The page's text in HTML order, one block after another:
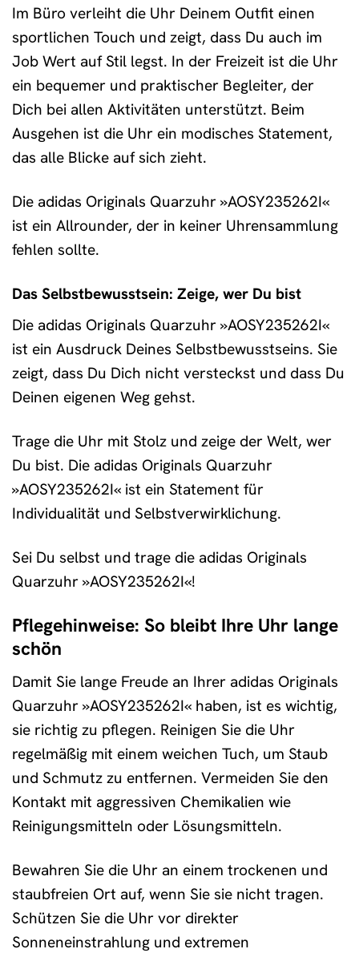
Im Büro verleiht die Uhr Deinem Outfit einen
sportlichen Touch und zeigt, dass Du auch im
Job Wert auf Stil legst. In der Freizeit ist die Uhr
ein bequemer und praktischer Begleiter, der
Dich bei allen Aktivitäten unterstützt. Beim
Ausgehen ist die Uhr ein modisches Statement,
das alle Blicke auf sich zieht.
Die adidas Originals Quarzuhr »AOSY235262I«
ist ein Allrounder, der in keiner Uhrensammlung
fehlen sollte.
Das Selbstbewusstsein: Zeige, wer Du bist
Die adidas Originals Quarzuhr »AOSY235262I«
ist ein Ausdruck Deines Selbstbewusstseins. Sie
zeigt, dass Du Dich nicht versteckst und dass Du
Deinen eigenen Weg gehst.
Trage die Uhr mit Stolz und zeige der Welt, wer
Du bist. Die adidas Originals Quarzuhr
»AOSY235262I« ist ein Statement für
Individualität und Selbstverwirklichung.
Sei Du selbst und trage die adidas Originals
Quarzuhr »AOSY235262I«!
Pflegehinweise: So bleibt Ihre Uhr lange
schön
Damit Sie lange Freude an Ihrer adidas Originals
Quarzuhr »AOSY235262I« haben, ist es wichtig,
sie richtig zu pflegen. Reinigen Sie die Uhr
regelmäßig mit einem weichen Tuch, um Staub
und Schmutz zu entfernen. Vermeiden Sie den
Kontakt mit aggressiven Chemikalien wie
Reinigungsmitteln oder Lösungsmitteln.
Bewahren Sie die Uhr an einem trockenen und
staubfreien Ort auf, wenn Sie sie nicht tragen.
Schützen Sie die Uhr vor direkter
Sonneneinstrahlung und extremen